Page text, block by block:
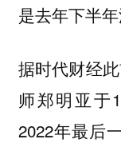
是去年下半年
据时代财经
师郑明亚于
2022年最后